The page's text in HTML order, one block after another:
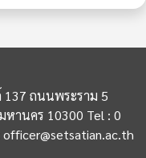
137 ถนนพระราม 5
านคร 10300 Tel : 0